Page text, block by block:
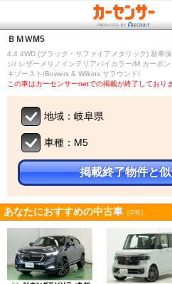
ＢＭＷM5
4.4 4WD (ブラック・サファイアメタリック) 新車
ジ/ レザーメリノインテリアバイカラー/M カーボ
キゾースト/Bowers & Wilkins サラウンド/
この車はカーセンサーnetでの掲載が終了しておりま
地域：岐阜県
車種：M5
掲載終了物件と
あなたにおすすめの中古車 ［PR］